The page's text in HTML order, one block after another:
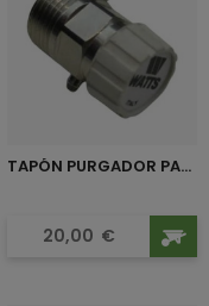
TAPÓN PURGADOR PARA KD-14.000
Precio
20,00 €